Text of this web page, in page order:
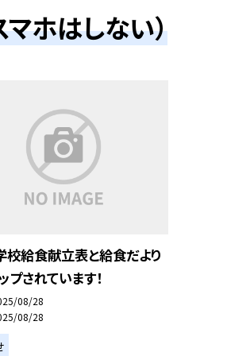
ホはしない）
校給食献立表と給食だより
プされています！
08/28
08/28